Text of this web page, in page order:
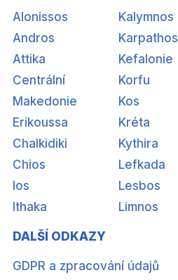
Alonissos
Andros
Attika
Centrální
Makedonie
Erikoussa
Chalkidiki
Chios
Ios
Ithaka
Kalymnos
Karpathos
Kefalonie
Korfu
Kos
Kréta
Kythira
Lefkada
Lesbos
Limnos
DALŠÍ ODKAZY
GDPR a zpracování údajů